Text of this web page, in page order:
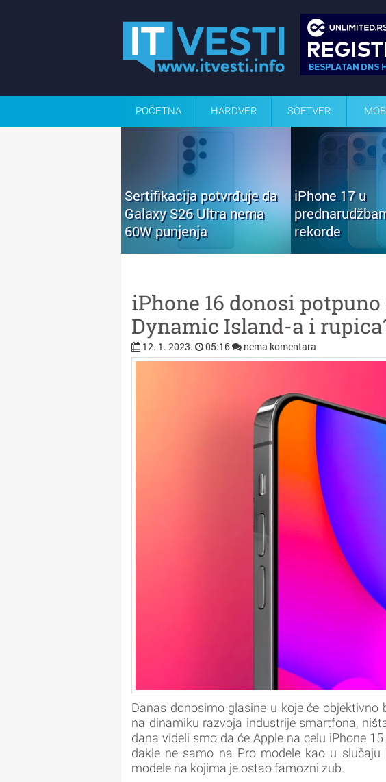
POČETNA HARDVER SOFTVER
Sertifikacija potvrđuje da
Galaxy S26 Ultra nema
60W punjenja
iPhone 17 u
rekorde
iPhone 16 donosi
Dynamic Island-a i
12. 1. 2023. 05:16 nema komentara
Danas donosimo glasine u koje će
na dinamiku razvoja industrije smartfona,
dana videli smo da će Apple na celu iPhone
dakle ne samo na Pro modele kao u
modele na kojima je ostao famozni zub.